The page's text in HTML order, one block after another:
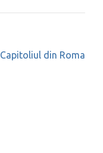
Capitoliul din Roma